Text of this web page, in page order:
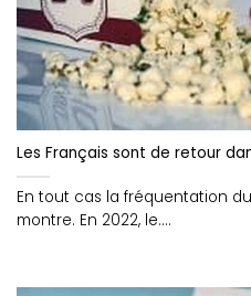
Les Français sont de retour
En tout cas la fréquentation
montre. En 2022, le....